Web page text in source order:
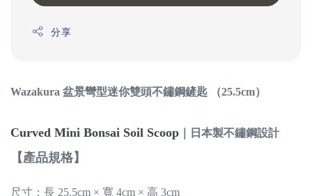
分享
Wazakura 盆景彎型迷你雙頭不鏽鋼鏟匙 （25.5cm）
Curved Mini Bonsai Soil Scoop ｜日本製不鏽鋼設計
【產品規格】
尺寸：長 25.5cm × 寬 4cm × 高 3cm